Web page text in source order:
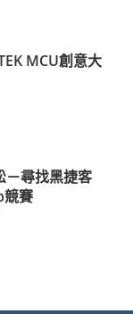
MCU創意大
－尋找黑捷客
競賽